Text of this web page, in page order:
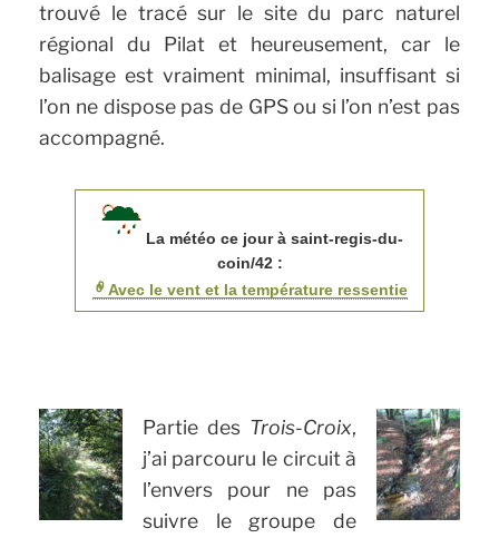
trouvé le tracé sur le site du parc naturel
régional du Pilat et heureusement, car le
balisage est vraiment minimal, insuffisant si
l’on ne dispose pas de GPS ou si l’on n’est pas
accompagné.
La météo ce jour à saint-regis-du-
coin/42 :
Avec le vent et la température ressentie
Partie des Trois-Croix,
j’ai parcouru le circuit à
l’envers pour ne pas
suivre le groupe de